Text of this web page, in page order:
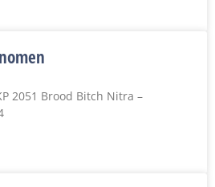
2051 Brood Bitch Nitra –